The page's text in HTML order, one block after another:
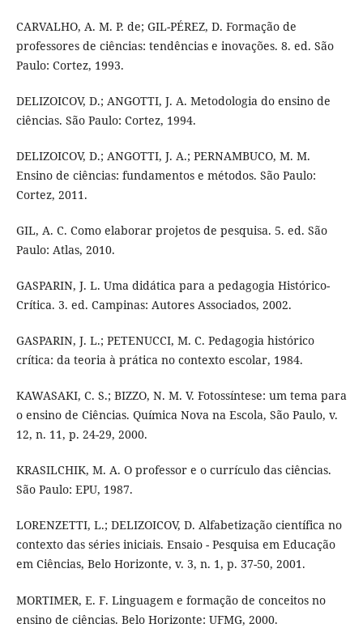
CARVALHO, A. M. P. de; GIL-PÉREZ, D. Formação de
professores de ciências: tendências e inovações. 8. ed. São
Paulo: Cortez, 1993.
DELIZOICOV, D.; ANGOTTI, J. A. Metodologia do ensino de
ciências. São Paulo: Cortez, 1994.
DELIZOICOV, D.; ANGOTTI, J. A.; PERNAMBUCO, M. M.
Ensino de ciências: fundamentos e métodos. São Paulo:
Cortez, 2011.
GIL, A. C. Como elaborar projetos de pesquisa. 5. ed. São
Paulo: Atlas, 2010.
GASPARIN, J. L. Uma didática para a pedagogia Histórico-
Crítica. 3. ed. Campinas: Autores Associados, 2002.
GASPARIN, J. L.; PETENUCCI, M. C. Pedagogia histórico
crítica: da teoria à prática no contexto escolar, 1984.
KAWASAKI, C. S.; BIZZO, N. M. V. Fotossíntese: um tema para
o ensino de Ciências. Química Nova na Escola, São Paulo, v.
12, n. 11, p. 24-29, 2000.
KRASILCHIK, M. A. O professor e o currículo das ciências.
São Paulo: EPU, 1987.
LORENZETTI, L.; DELIZOICOV, D. Alfabetização científica no
contexto das séries iniciais. Ensaio - Pesquisa em Educação
em Ciências, Belo Horizonte, v. 3, n. 1, p. 37-50, 2001.
MORTIMER, E. F. Linguagem e formação de conceitos no
ensino de ciências. Belo Horizonte: UFMG, 2000.